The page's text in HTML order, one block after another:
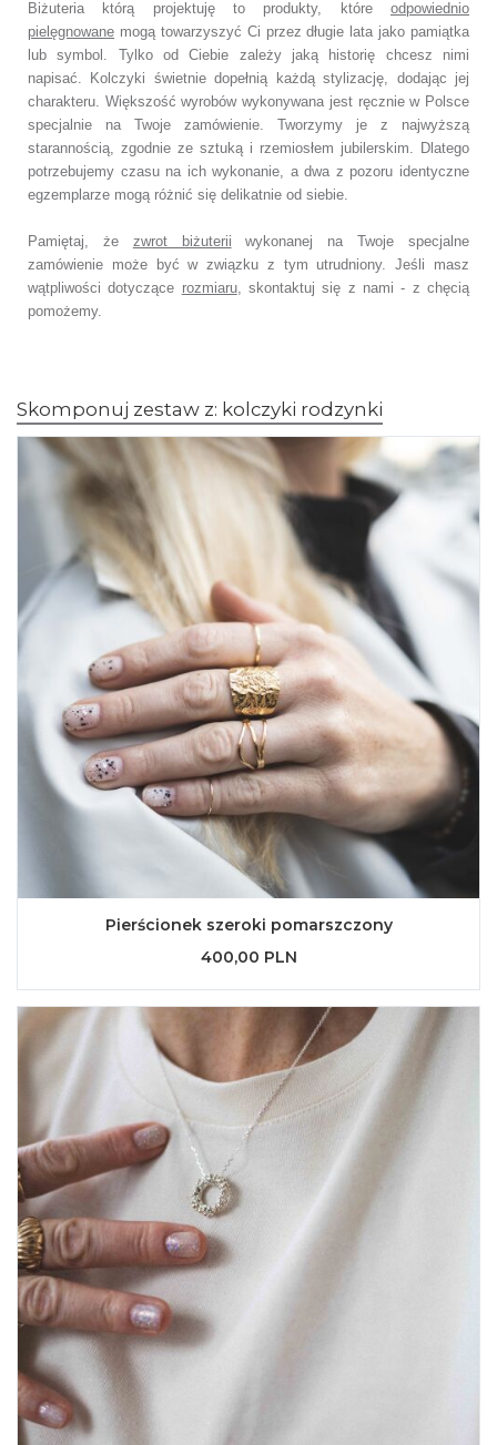
Biżuteria którą projektuję to produkty, które odpowiednio
pielęgnowane mogą towarzyszyć Ci przez długie lata jako pamiątka
lub symbol. Tylko od Ciebie zależy jaką historię chcesz nimi
napisać. Kolczyki świetnie dopełnią każdą stylizację, dodając jej
charakteru. Większość wyrobów wykonywana jest ręcznie w Polsce
specjalnie na Twoje zamówienie. Tworzymy je z najwyższą
starannością, zgodnie ze sztuką i rzemiosłem jubilerskim. Dlatego
potrzebujemy czasu na ich wykonanie, a dwa z pozoru identyczne
egzemplarze mogą różnić się delikatnie od siebie.
Pamiętaj, że zwrot biżuterii wykonanej na Twoje specjalne
zamówienie może być w związku z tym utrudniony. Jeśli masz
wątpliwości dotyczące rozmiaru, skontaktuj się z nami - z chęcią
pomożemy.
Skomponuj zestaw z: kolczyki rodzynki
Pierścionek szeroki pomarszczony
400,00 PLN